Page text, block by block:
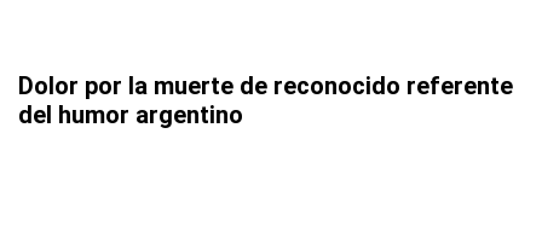
Dolor por la muerte de reconocido referente
del humor argentino